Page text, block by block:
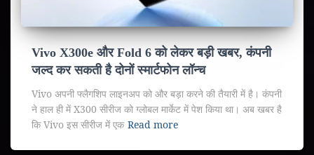
Vivo X300e और Fold 6 को लेकर बड़ी खबर, कंपनी
जल्द कर सकती है दोनों स्मार्टफोन लॉन्च
Vivo अपनी फ्लैगशिप लाइनअप को और बड़ा करने की तैयारी में है। कंपनी
ने हाल ही में X300 सीरीज को ग्लोबल मार्केट में पेश किया था। अब खबर है
कि Vivo इस सीरीज में एक Read more